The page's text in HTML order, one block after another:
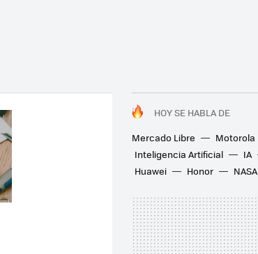
HOY SE HABLA DE
Mercado Libre
Motorola
Inteligencia Artificial
IA
Huawei
Honor NASA